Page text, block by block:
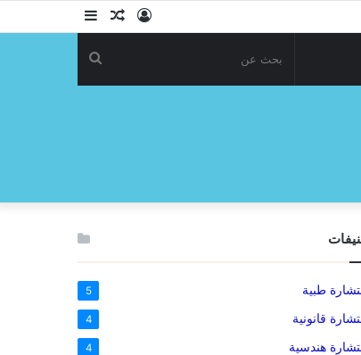
إضافةمقالتسجيل
بحث
طبية 5
قانونية 4
هندسية 4